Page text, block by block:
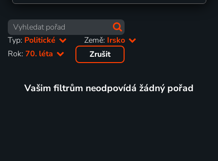
Typ: Politické Země: Irsko
Rok: 70. léta Zrušit
Vašim filtrům neodpovídá žádný pořad